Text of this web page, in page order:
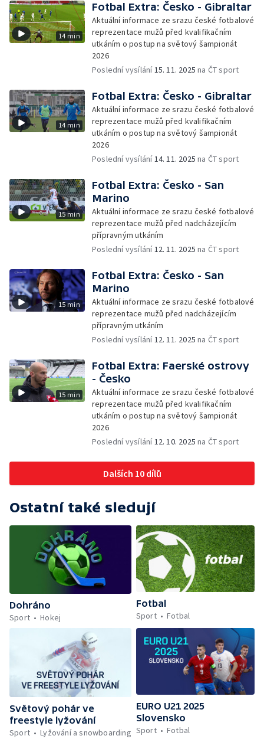
14 min
Fotbal Extra: Česko - Gibraltar
Aktuální informace ze srazu české fotbalové
reprezentace mužů před kvalifikačním
utkáním o postup na světový šampionát
2026
Poslední vysílání15. 11. 2025 na ČT sport
14 min
Fotbal Extra: Česko - Gibraltar
Aktuální informace ze srazu české fotbalové
reprezentace mužů před kvalifikačním
utkáním o postup na světový šampionát
2026
Poslední vysílání14. 11. 2025 na ČT sport
15 min
Fotbal Extra: Česko - San
Marino
Aktuální informace ze srazu české fotbalové
reprezentace mužů před nadcházejícím
přípravným utkáním
Poslední vysílání12. 11. 2025 na ČT sport
15 min
Fotbal Extra: Česko - San
Marino
Aktuální informace ze srazu české fotbalové
reprezentace mužů před nadcházejícím
přípravným utkáním
Poslední vysílání12. 11. 2025 na ČT sport
15 min
Fotbal Extra: Faerské ostrovy
- Česko
Aktuální informace ze srazu české fotbalové
reprezentace mužů před kvalifikačním
utkáním o postup na světový šampionát
2026
Poslední vysílání12. 10. 2025 na ČT sport
Dalších 10 dílů
Ostatní také sledují
Dohráno
Sport
Hokej
Fotbal
Sport
Fotbal
Světový pohár ve
freestyle lyžování
Sport
Lyžování a snowboarding
EURO U21 2025
Slovensko
Sport
Fotbal